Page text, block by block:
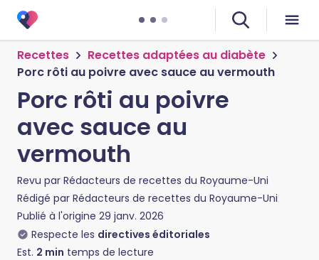
Recettes
Recettes adaptées au diabète
Porc rôti au poivre avec sauce au vermouth
Porc rôti au poivre
avec sauce au
vermouth
Revu par Rédacteurs de recettes du Royaume-Uni
Rédigé par Rédacteurs de recettes du Royaume-Uni
Publié à l'origine 29 janv. 2026
Respecte les directives éditoriales
Est. 2 min temps de lecture